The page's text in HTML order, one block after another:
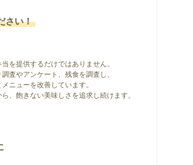
さい！
を提供するだけではありません。
査やアンケート、残食を調査し、
ニューを改善しています。
、飽きない美味しさを追求し続けます。